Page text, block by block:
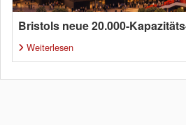
Bristols neue 20.000-
Weiterlesen